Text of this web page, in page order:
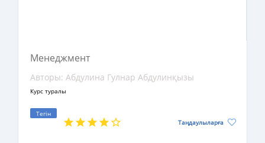
Менеджмент
Авторы: Абдулина Гулнар Абдулинқызы
Курс туралы
Тегін
Таңдаулыларға